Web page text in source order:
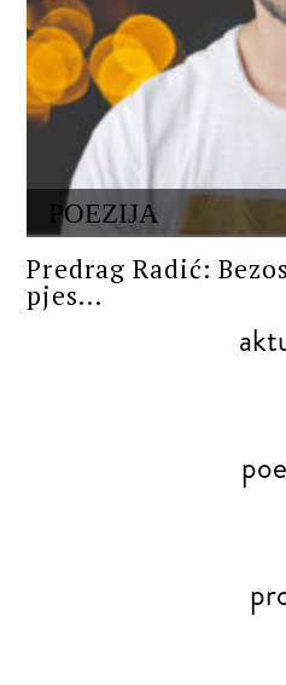
POEZIJA
Predrag Radić:
pjes...